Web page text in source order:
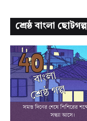
শ্রেষ্ঠ বাংলা ছোটগল্প